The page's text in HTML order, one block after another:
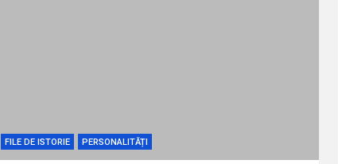
FILE DE ISTORIE PERSONALITĂȚI